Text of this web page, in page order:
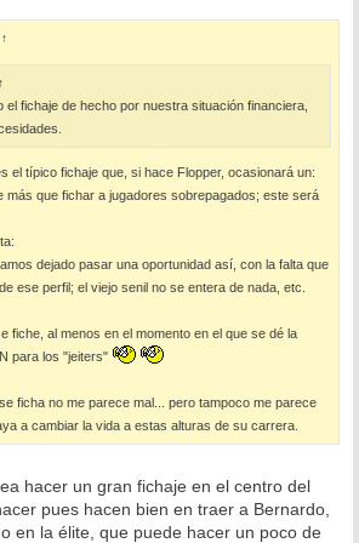
↑
↑
el fichaje de hecho por nuestra situación financiera,
el típico fichaje que, si hace Flopper, ocasionará un:
más que fichar a jugadores sobrepagados; este será
dejado pasar una oportunidad así, con la falta que
ese perfil; el viejo senil no se entera de nada, etc.
fiche, al menos en el momento en el que se dé la
para los "jeiters"
ficha no me parece mal... pero tampoco me parece
a cambiar la vida a estas alturas de su carrera.
hacer un gran fichaje en el centro del
pues hacen bien en traer a Bernardo,
en la élite, que puede hacer un poco de